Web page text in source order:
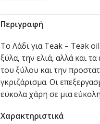
Περιγραφή
Το Λάδι για Teak – Teak
ξύλα, την ελιά, αλλά και
του ξύλου και την
γκριζάρισμα. Οι
εύκολα χάρη σε μια
Χαρακτηριστικά